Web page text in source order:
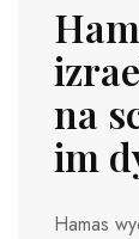
na
im
Hamas